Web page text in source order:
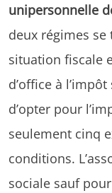
unipersonnelle
deux régimes
situation fiscale
d’office à
d’opter pour
seulement cinq
conditions.
sociale sauf